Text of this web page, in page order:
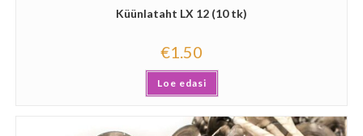
Küünlataht LX 12 (10 tk)
€1.50
Loe edasi